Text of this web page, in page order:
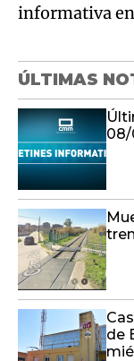
informativa
ÚLTIMAS
de